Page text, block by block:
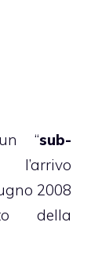
“sub-
2008
della